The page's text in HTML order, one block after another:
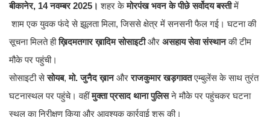
बीकानेर, 14 नवम्बर 2025। शहर केमोरपंख भवन के पीछे सर्वोदय बस्तीमें
शाम एक युवक फंदे से झूलता मिला, जिससे क्षेत्र में सनसनी फैल गई। घटना की
सूचना मिलते हीख़िदमतगार ख़ादिम सोसाइटीऔर असहाय सेवा संस्थानकी टीम
मौके पर पहुंची।
सोसाइटी सेसोयब,मो. जुनैद ख़ानऔरराजकुमार खड़गावतएम्बुलेंस के साथ तुरंत
घटनास्थल पर पहुंचे। वहींमुक्ता प्रसाद थाना पुलिसने मौके पर पहुंचकर घटना
स्थल का निरीक्षण किया और आवश्यक कार्रवाई शुरू की।